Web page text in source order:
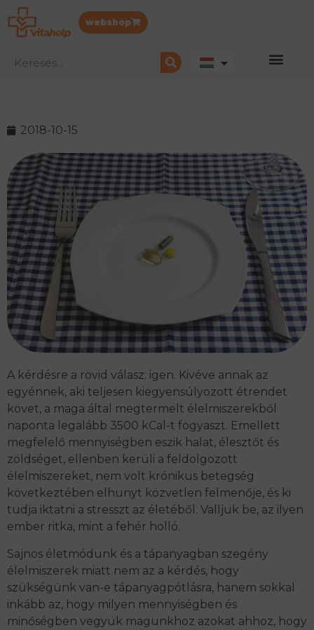
webshop
2018-10-15
A kérdésre a rövid válasz: igen. Kivéve annak az
egyénnek, aki teljesen kiegyensúlyozott étrendet
követ, a maga által megtermelt élelmiszerekből
naponta legalább 3500 kCal-t fogyaszt. Emellett
megfelelő mennyiségben eszik halat, élesztőt és
zöldséget, ellenben kerüli a feldolgozott
élelmiszereket, nem volt krónikus betegség
következtében elhunyt közvetlen felmenője, és ki
tudja iktatni a stresszt az életéből. Valljuk be, az ilyen
ember ritka, mint a fehér holló.
Sajnos életmódunk és a tápanyagban szegény
élelmiszerek miatt nem az a kérdés, hogy
szükségünk van-e tápanyagpótlásra, hanem sokkal
inkább az, hogy milyen mennyiségben és
minőségben vegyük magunkhoz azokat ahhoz, hogy